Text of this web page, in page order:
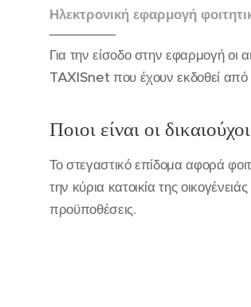
Ηλεκτρονική εφαρμογή
Για την είσοδο στην εφαρμογή οι
TAXISnet που έχουν εκδοθεί
Ποιοι είναι οι δικαιούχοι
Το στεγαστικό επίδομα αφορά
την κύρια κατοικία της
προϋποθέσεις.